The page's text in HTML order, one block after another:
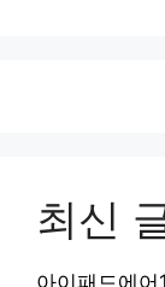
최신
아이패드에